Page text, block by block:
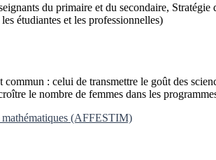
du primaire et du secondaire,
étudiantes et les professionnelles)
: celui de transmettre le goût des
le nombre de femmes dans les
mathématiques (AFFESTIM)